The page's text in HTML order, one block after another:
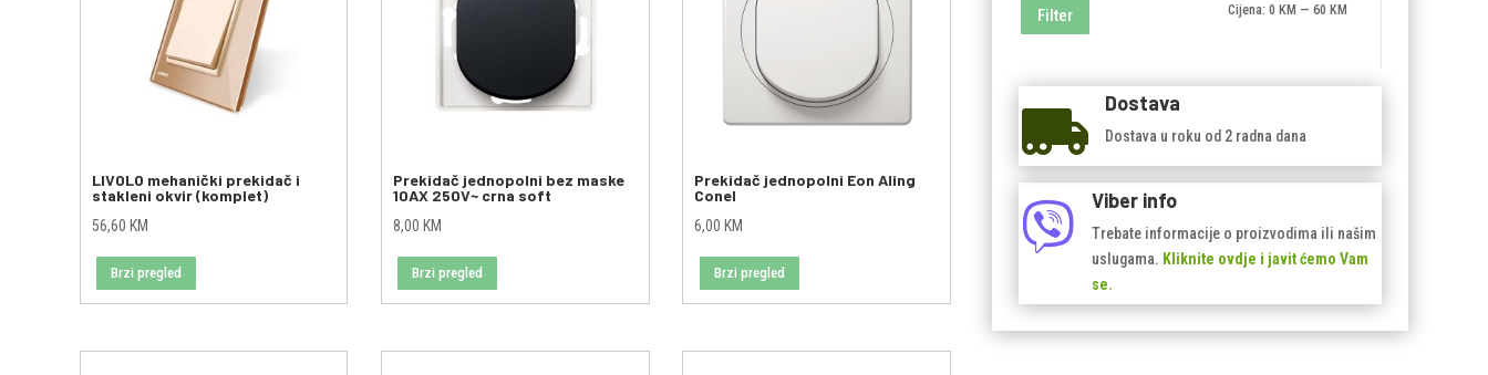
LIVOLO mehanički prekidač i
stakleni okvir (komplet)
56,60 KM
Brzi pregled
Prekidač jednopolni bez maske
10AX 250V~ crna soft
8,00 KM
Brzi pregled
Prekidač jednopolni Eon Aling
Conel
6,00 KM
Brzi pregled
Minimalna
Maksimalna
Filter Cijena: 0 KM — 60 KM

Dostava
Dostava u roku od 2 radna dana

Viber info
Trebate informacije o proizvodima ili našim
uslugama. Kliknite ovdje i javit ćemo Vam
se.